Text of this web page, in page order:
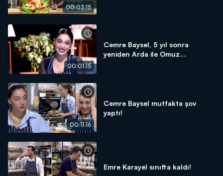
00:03:15
00:01:15
Cemre Baysel, 5 yıl sonra
yeniden Arda ile Omuz
00:11:16
Cemre Baysel mutfakta şov
yaptı!
Emre Karayel sınıfta kaldı!